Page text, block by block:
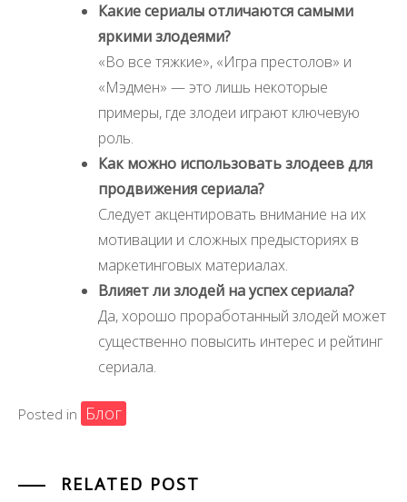
Какие сериалы отличаются самыми
яркими злодеями?
«Во все тяжкие», «Игра престолов» и
«Мэдмен» — это лишь некоторые
примеры, где злодеи играют ключевую
роль.
Как можно использовать злодеев для
продвижения сериала?
Следует акцентировать внимание на их
мотивации и сложных предысториях в
маркетинговых материалах.
Влияет ли злодей на успех сериала?
Да, хорошо проработанный злодей может
существенно повысить интерес и рейтинг
сериала.
Posted in Блог
RELATED POST